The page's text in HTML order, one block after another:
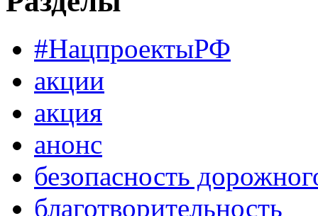
#НацпроектыРФ
акции
акция
анонс
безопасность
благотворительность